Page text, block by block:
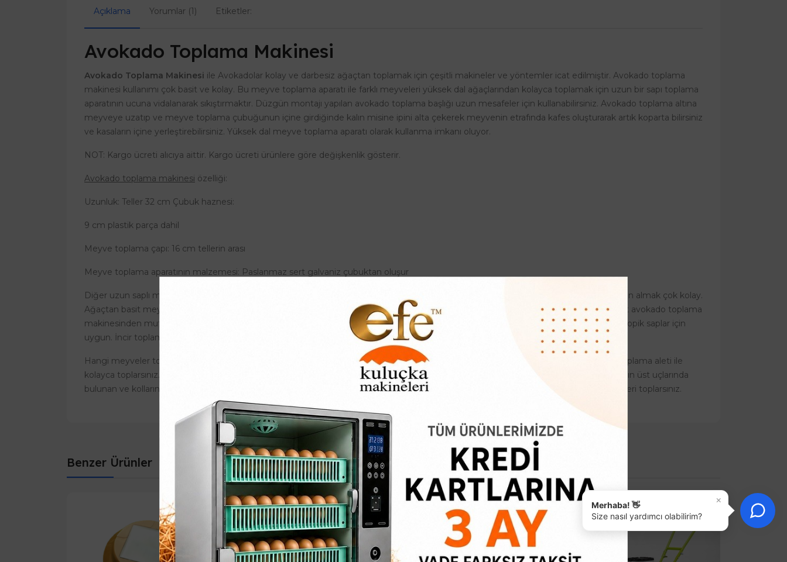
Açıklama Yorumlar (1) Etiketler:
Avokado Toplama Makinesi
Avokado Toplama Makinesi ile Avokadolar kolay ve darbesiz ağaçtan toplamak için çeşitli makineler ve yöntemler icat edilmiştir. Avokado toplama
makinesi kullanımı çok basit ve kolay. Bu meyve toplama aparatı ile farklı meyveleri yüksek dal ağaçlarından kolayca toplamak için uzun bir sapı toplama
aparatının ucuna vidalanarak sıkıştırmaktır. Düzgün montajı yapılan avokado toplama başlığı uzun mesafeler için kullanabilirsiniz. Avokado toplama altına
meyveye uzatıp ve meyve toplama çubuğunun içine girdiğinde kalın misine ipini alta çekerek meyvenin etrafında kafes oluşturarak artık koparta bilirsiniz
ve kasaların içine yerleştirebilirsiniz. Yüksek dal meyve toplama aparatı olarak kullanma imkanı oluyor.
NOT: Kargo ücreti alıcıya aittir. Kargo ücreti ürünlere göre değişkenlik gösterir.
Avokado toplama makinesi özelliği:
Uzunluk: Teller 32 cm Çubuk haznesi:
9 cm plastik parça dahil
Meyve toplama çapı: 16 cm tellerin arası
Meyve toplama aparatının malzemesi: Paslanmaz sert galvaniz çubuktan oluşur
Diğer uzun saplı meyve toplama cihazlarımız için farklı modeller için bize ulaşınız. En iyi Avokado toplama makinesi, ucuz ve kaliteli satın almak çok kolay.
Ağaçtan basit meyve toplama teknikleri ile alakalı bize ulaşabilirsiniz. Avokado yetiştiriciliği yapan her avokado bahçesine şart olan basit avokado toplama
makinesinden mutlaka satın almanız tercih sebebi olması gerekiyor. Farklı meyve toplama aparatı sepeti 4 metre ve daha uzun teleskopik saplar için
uygun. İncir toplama aparatı satış yoktur. Satılık avokado malzemeleri ile alakalı bilgi edinebilirsiniz.
Hangi meyveler toplama makası ile toplanır? Genelde avokado toplanır ama bunun yanında darbe görmeyecek gereken meyveleri toplama aleti ile
kolayca toplarsınız. Armut toplama makinesi, elma toplama makinası, ayva toplama makinesi ile bu işlem oldukça kolay oluyor. Ağaçların üst uçlarında
bulunan ve kolların yetişmeyen yerlere uzatma teleskop kolun ucuna galvaniz toplama aletini takarak çok uzak uçlara ulaşarak meyveleri toplarsınız.
Benzer Ürünler
×
Merhaba! 👋
Size nasıl yardımcı olabilirim?